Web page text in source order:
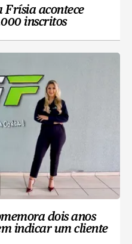
Frísia acontece
inscritos
dois anos
indicar um cliente